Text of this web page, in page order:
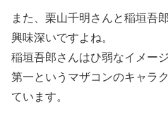
また、栗山千明さんと稲垣吾
興味深いですよね。
稲垣吾郎さんはひ弱なイメー
第一というマザコンのキャラ
ています。